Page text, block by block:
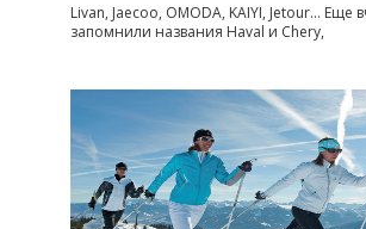
Livan, Jaecoo, OMODA, KAIYI, Jetour… Еще
запомнили названия Haval и Chery,